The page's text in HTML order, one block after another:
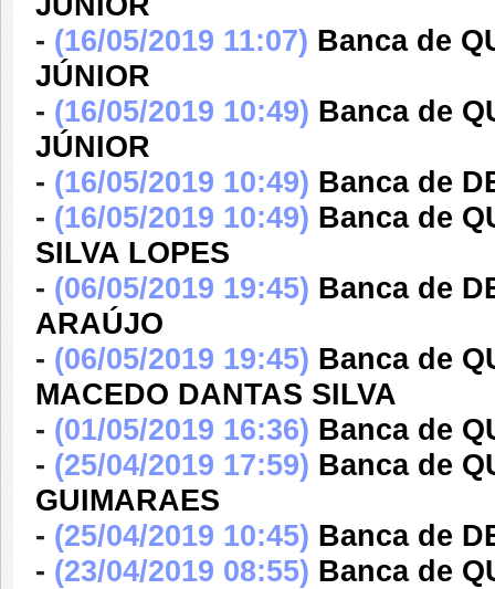
- (16/05/2019 11:07) Banca de
JÚNIOR
- (16/05/2019 10:49) Banca de
JÚNIOR
- (16/05/2019 10:49) Banca de
- (16/05/2019 10:49) Banca de
SILVA LOPES
- (06/05/2019 19:45) Banca de
ARAÚJO
- (06/05/2019 19:45) Banca de
MACEDO DANTAS SILVA
- (01/05/2019 16:36) Banca de
- (25/04/2019 17:59) Banca de
GUIMARAES
- (25/04/2019 10:45) Banca de
- (23/04/2019 08:55) Banca de